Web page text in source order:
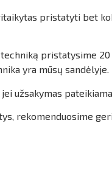
pristatyti bet
techniką pristatysime
yra mūsų sandėlyje.
užsakymas
rekomenduosime